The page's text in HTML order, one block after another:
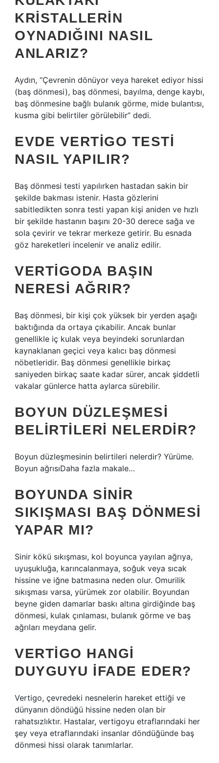
KRISTALLERIN
OYNADIĞINI NASIL
ANLARIZ?
Aydın, “Çevrenin dönüyor veya hareket ediyor hissi
(baş dönmesi), baş dönmesi, bayılma, denge kaybı,
baş dönmesine bağlı bulanık görme, mide bulantısı,
kusma gibi belirtiler görülebilir” dedi.
EVDE VERTIGO TESTI
NASIL YAPILIR?
Baş dönmesi testi yapılırken hastadan sakin bir
şekilde bakması istenir. Hasta gözlerini
sabitledikten sonra testi yapan kişi aniden ve hızlı
bir şekilde hastanın başını 20-30 derece sağa ve
sola çevirir ve tekrar merkeze getirir. Bu esnada
göz hareketleri incelenir ve analiz edilir.
VERTIGODA BAŞIN
NERESI AĞRIR?
Baş dönmesi, bir kişi çok yüksek bir yerden aşağı
baktığında da ortaya çıkabilir. Ancak bunlar
genellikle iç kulak veya beyindeki sorunlardan
kaynaklanan geçici veya kalıcı baş dönmesi
nöbetleridir. Baş dönmesi genellikle birkaç
saniyeden birkaç saate kadar sürer, ancak şiddetli
vakalar günlerce hatta aylarca sürebilir.
BOYUN DÜZLEŞMESI
BELIRTILERI NELERDIR?
Boyun düzleşmesinin belirtileri nelerdir? Yürüme.
Boyun ağrısıDaha fazla makale…
BOYUNDA SINIR
SIKIŞMASI BAŞ DÖNMESI
YAPAR MI?
Sinir kökü sıkışması, kol boyunca yayılan ağrıya,
uyuşukluğa, karıncalanmaya, soğuk veya sıcak
hissine ve iğne batmasına neden olur. Omurilik
sıkışması varsa, yürümek zor olabilir. Boyundan
beyne giden damarlar baskı altına girdiğinde baş
dönmesi, kulak çınlaması, bulanık görme ve baş
ağrıları meydana gelir.
VERTIGO HANGI
DUYGUYU IFADE EDER?
Vertigo, çevredeki nesnelerin hareket ettiği ve
dünyanın döndüğü hissine neden olan bir
rahatsızlıktır. Hastalar, vertigoyu etraflarındaki her
şey veya etraflarındaki insanlar döndüğünde baş
dönmesi hissi olarak tanımlarlar.